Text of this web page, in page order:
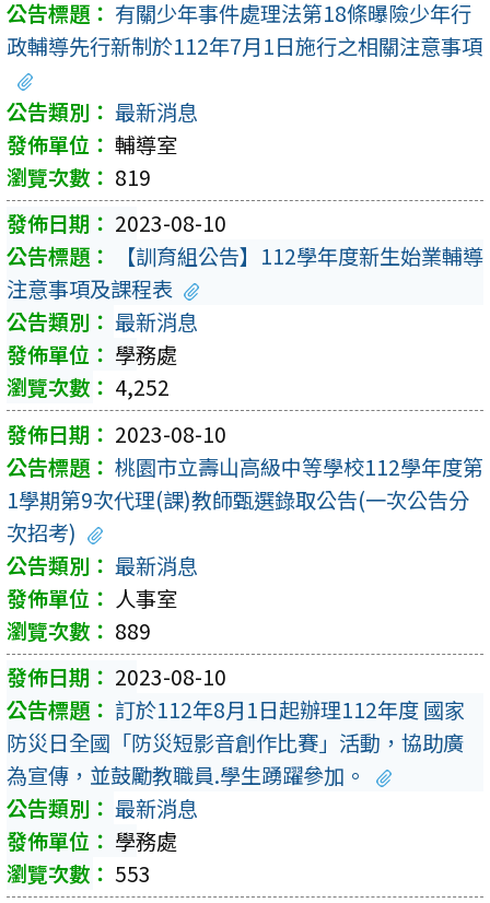
有關少年事件處理法第18條曝險少年行
政輔導先行新制於112年7月1日施行之相關注意事項
最新消息
輔導室
819
2023-08-10
【訓育組公告】112學年度新生始業輔導
注意事項及課程表
最新消息
學務處
4,252
2023-08-10
桃園市立壽山高級中等學校112學年度第
1學期第9次代理(課)教師甄選錄取公告(一次公告分
次招考)
最新消息
人事室
889
2023-08-10
訂於112年8月1日起辦理112年度 國家
防災日全國「防災短影音創作比賽」活動，協助廣
為宣傳，並鼓勵教職員.學生踴躍參加。
最新消息
學務處
553